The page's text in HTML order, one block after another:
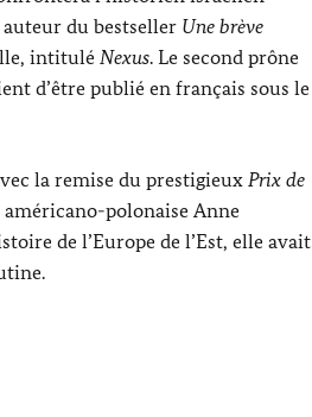
du bestseller Une brève
intitulé Nexus. Le second prône
d’être publié en français sous le
la remise du prestigieux Prix de
polonaise Anne
de l’Europe de l’Est, elle avait
.